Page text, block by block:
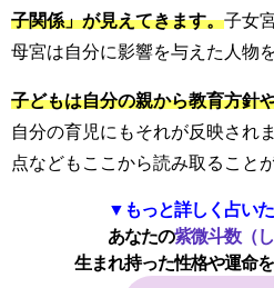
子関係」が見えてきます。子女
母宮は自分に影響を与えた人物
子どもは自分の親から教育方針
自分の育児にもそれが反映され
点などもここから読み取ること
▼もっと詳しく占い
あなたの紫微斗数（し
生まれ持った性格や運命を